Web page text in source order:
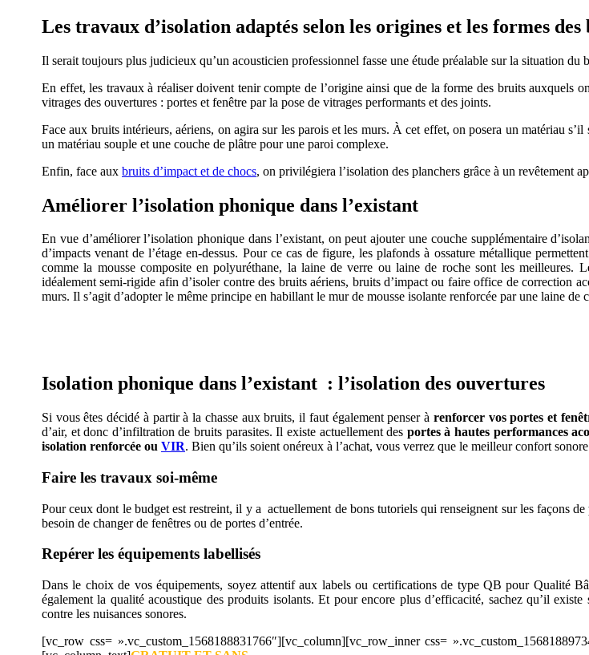
Les travaux d’isolation adaptés selon les origines et les formes des
Il serait toujours plus judicieux qu’un acousticien professionnel fasse une étude préalable sur la situation
En effet, les travaux à réaliser doivent tenir compte de l’origine ainsi que de la forme des bruits auxquels
vitrages des ouvertures : portes et fenêtre par la pose de vitrages performants et des joints.
Face aux bruits intérieurs, aériens, on agira sur les parois et les murs. À cet effet, on posera un matériau
un matériau souple et une couche de plâtre pour une paroi complexe.
Enfin, face aux bruits d’impact et de chocs, on privilégiera l’isolation des planchers grâce à un revêtement
Améliorer l’isolation phonique dans l’existant
En vue d’améliorer l’isolation phonique dans l’existant, on peut ajouter une couche supplémentaire
d’impacts venant de l’étage en-dessus. Pour ce cas de figure, les plafonds à ossature métallique
comme la mousse composite en polyuréthane, la laine de verre ou laine de roche sont les meilleures.
idéalement semi-rigide afin d’isoler contre des bruits aériens, bruits d’impact ou faire office de correction
murs. Il s’agit d’adopter le même principe en habillant le mur de mousse isolante renforcée par une laine
Isolation phonique dans l’existant : l’isolation des ouvertures
Si vous êtes décidé à partir à la chasse aux bruits, il faut également penser à renforcer vos portes et
d’air, et donc d’infiltration de bruits parasites. Il existe actuellement des portes à hautes performances
isolation renforcée ou VIR. Bien qu’ils soient onéreux à l’achat, vous verrez que le meilleur confort
Faire les travaux soi-même
Pour ceux dont le budget est restreint, il y a actuellement de bons tutoriels qui renseignent sur les façons de
besoin de changer de fenêtres ou de portes d’entrée.
Repérer les équipements labellisés
Dans le choix de vos équipements, soyez attentif aux labels ou certifications de type QB pour Qualité
également la qualité acoustique des produits isolants. Et pour encore plus d’efficacité, sachez qu’il
contre les nuisances sonores.
[vc_row css= ».vc_custom_1568188831766″][vc_column][vc_row_inner css=